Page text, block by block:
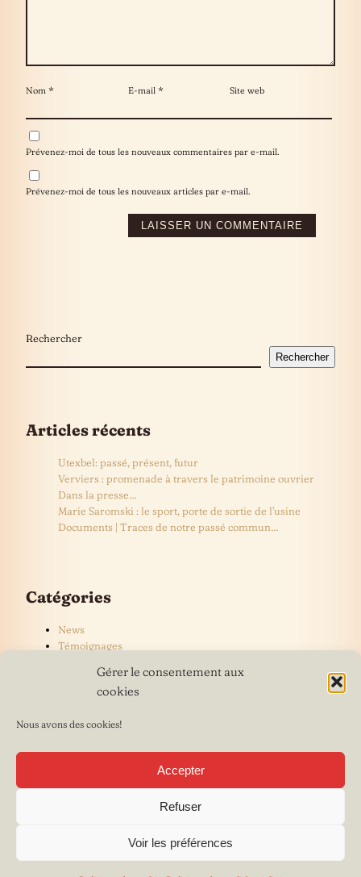
Gérer le consentement aux
cookies
Nous avons des cookies!
Accepter
Refuser
Voir les préférences
Nom * E-mail * Site web
Prévenez-moi de tous les nouveaux commentaires par e-mail.
Prévenez-moi de tous les nouveaux articles par e-mail.
Rechercher
Rechercher
Articles récents
Utexbel: passé, présent, futur
Verviers : promenade à travers le patrimoine ouvrier
Dans la presse…
Marie Saromski : le sport, porte de sortie de l’usine
Documents | Traces de notre passé commun…
Catégories
News
Témoignages